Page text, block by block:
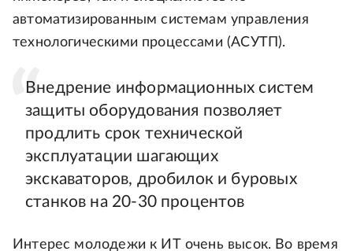
автоматизированным системам управления
технологическими процессами (АСУТП).
Внедрение информационных систем
защиты оборудования позволяет
продлить срок технической
эксплуатации шагающих
экскаваторов, дробилок и буровых
станков на 20-30 процентов
Интерес молодежи к ИТ очень высок. Во время